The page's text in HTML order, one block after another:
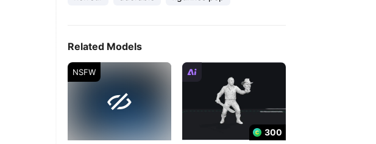
Related Models
NSFW

300
